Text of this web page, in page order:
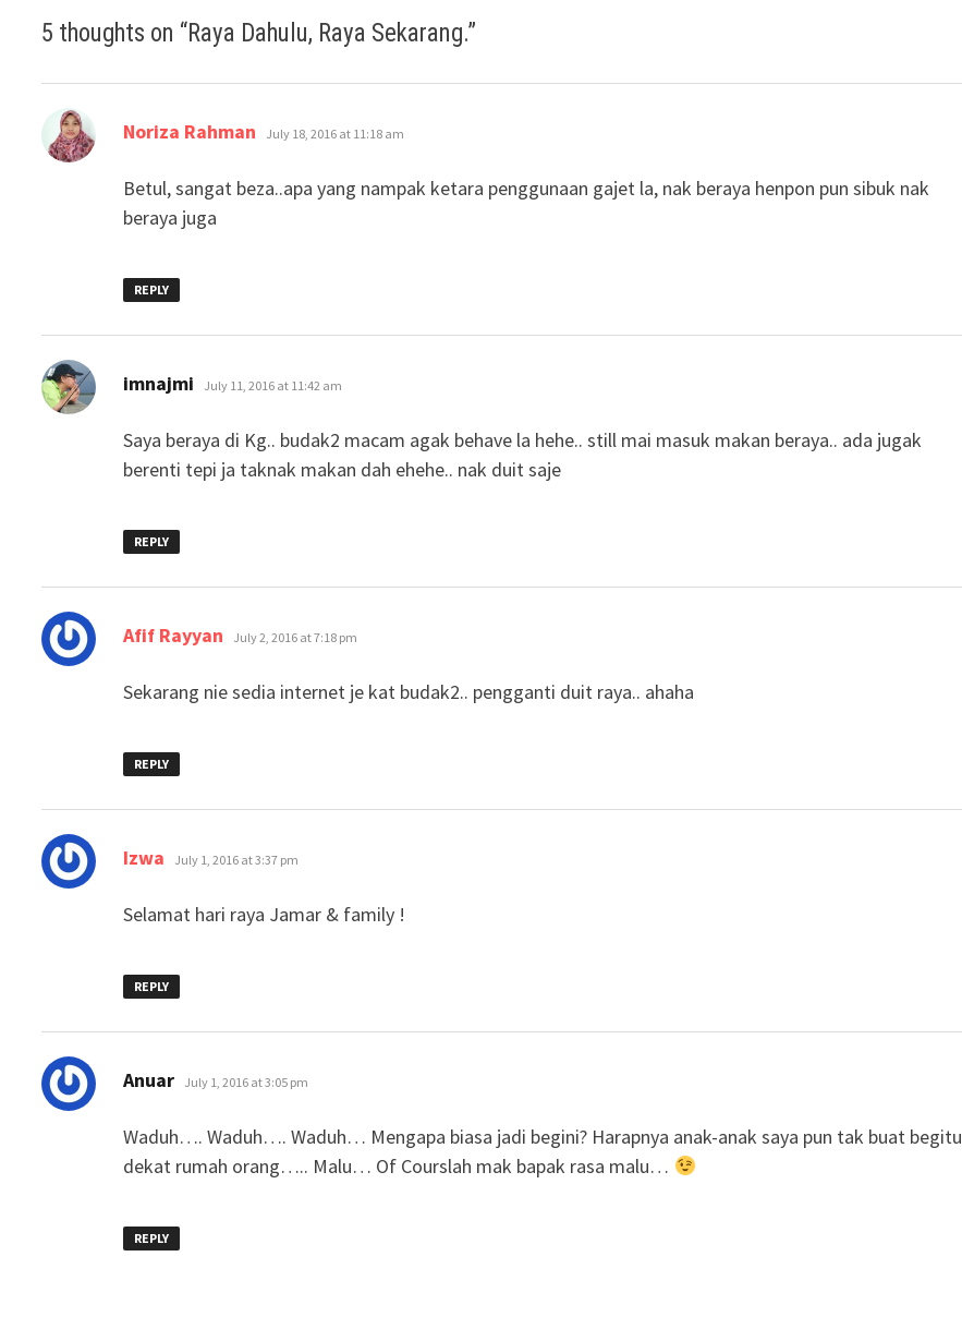
5 thoughts on “Raya Dahulu, Raya Sekarang.”
Noriza Rahman says:
July 18, 2016 at 11:18 am
Betul, sangat beza..apa yang nampak ketara penggunaan gajet la, nak beraya henpon pun sibuk nak
beraya juga
REPLY
imnajmi says:
July 11, 2016 at 11:42 am
Saya beraya di Kg.. budak2 macam agak behave la hehe.. still mai masuk makan beraya.. ada jugak
berenti tepi ja taknak makan dah ehehe.. nak duit saje
REPLY
Afif Rayyan says:
July 2, 2016 at 7:18 pm
Sekarang nie sedia internet je kat budak2.. pengganti duit raya.. ahaha
REPLY
Izwa says:
July 1, 2016 at 3:37 pm
Selamat hari raya Jamar & family !
REPLY
Anuar says:
July 1, 2016 at 3:05 pm
Waduh…. Waduh…. Waduh… Mengapa biasa jadi begini? Harapnya anak-anak saya pun tak buat begitu
dekat rumah orang….. Malu… Of Courslah mak bapak rasa malu…
REPLY